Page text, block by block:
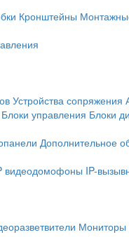
Кронштейны
Устройства сопряжения
Блоки управления Блоки
Дополнительное
видеодомофоны IP-